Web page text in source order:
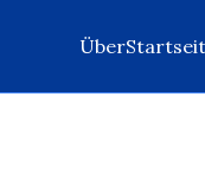
Über